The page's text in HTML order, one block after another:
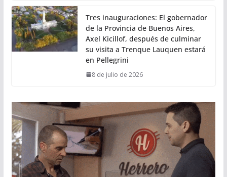
Tres inauguraciones: El gobernador
de la Provincia de Buenos Aires,
Axel Kicillof, después de culminar
su visita a Trenque Lauquen estará
en Pellegrini
8 de julio de 2026